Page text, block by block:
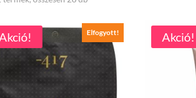
popularity
Akció! Elfogyott! Akció!